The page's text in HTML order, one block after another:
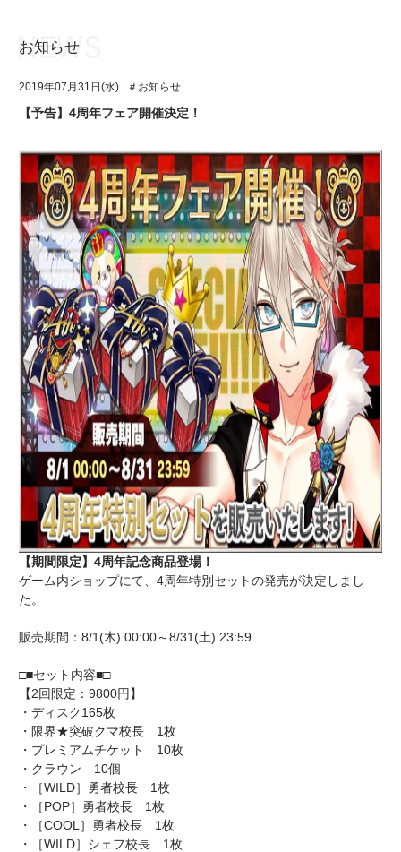
アプリゲーム
イベント・キャンペーン
ミュージック
グッズ・本
ギャラリー
ユニット&キャラクター
アプリゲーム
イベント・キャンペーン
ミュージック
グッズ・本
ギャラリー
お知らせ
2019年07月31日(水) ＃お知らせ
【予告】4周年フェア開催決定！
【期間限定】4周年記念商品登場！
ゲーム内ショップにて、4周年特別セットの発売が決定しまし
た。
販売期間：8/1(木) 00:00～8/31(土) 23:59
□■セット内容■□
【2回限定：9800円】
・ディスク165枚
・限界★突破クマ校長 1枚
・プレミアムチケット 10枚
・クラウン 10個
・［WILD］勇者校長 1枚
・［POP］勇者校長 1枚
・［COOL］勇者校長 1枚
・［WILD］シェフ校長 1枚